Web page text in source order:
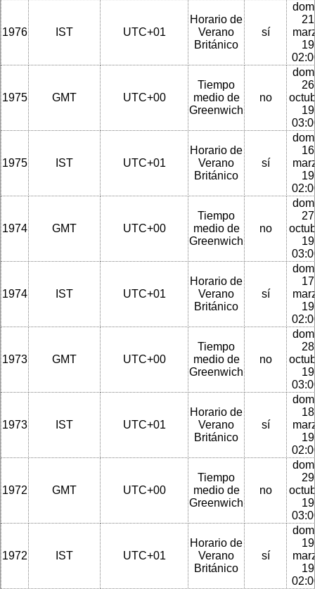
1976 IST UTC+01
Horario de
Verano
Británico
sí
1975 GMT UTC+00
Tiempo
medio de
Greenwich
no
1975 IST UTC+01
Horario de
Verano
Británico
sí
1974 GMT UTC+00
Tiempo
medio de
Greenwich
no
1974 IST UTC+01
Horario de
Verano
Británico
sí
1973 GMT UTC+00
Tiempo
medio de
Greenwich
no
1973 IST UTC+01
Horario de
Verano
Británico
sí
1972 GMT UTC+00
Tiempo
medio de
Greenwich
no
1972 IST UTC+01
Horario de
Verano
Británico
sí